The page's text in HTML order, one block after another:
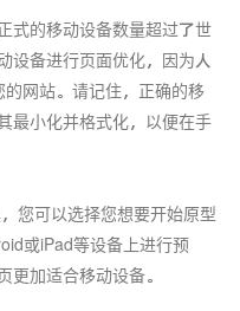
式的移动设备数量超过了世
设备进行页面优化，因为人
网站。请记住，正确的移
最小化并格式化，以便在手
您可以选择您想要开始原型
或iPad等设备上进行预
更加适合移动设备。